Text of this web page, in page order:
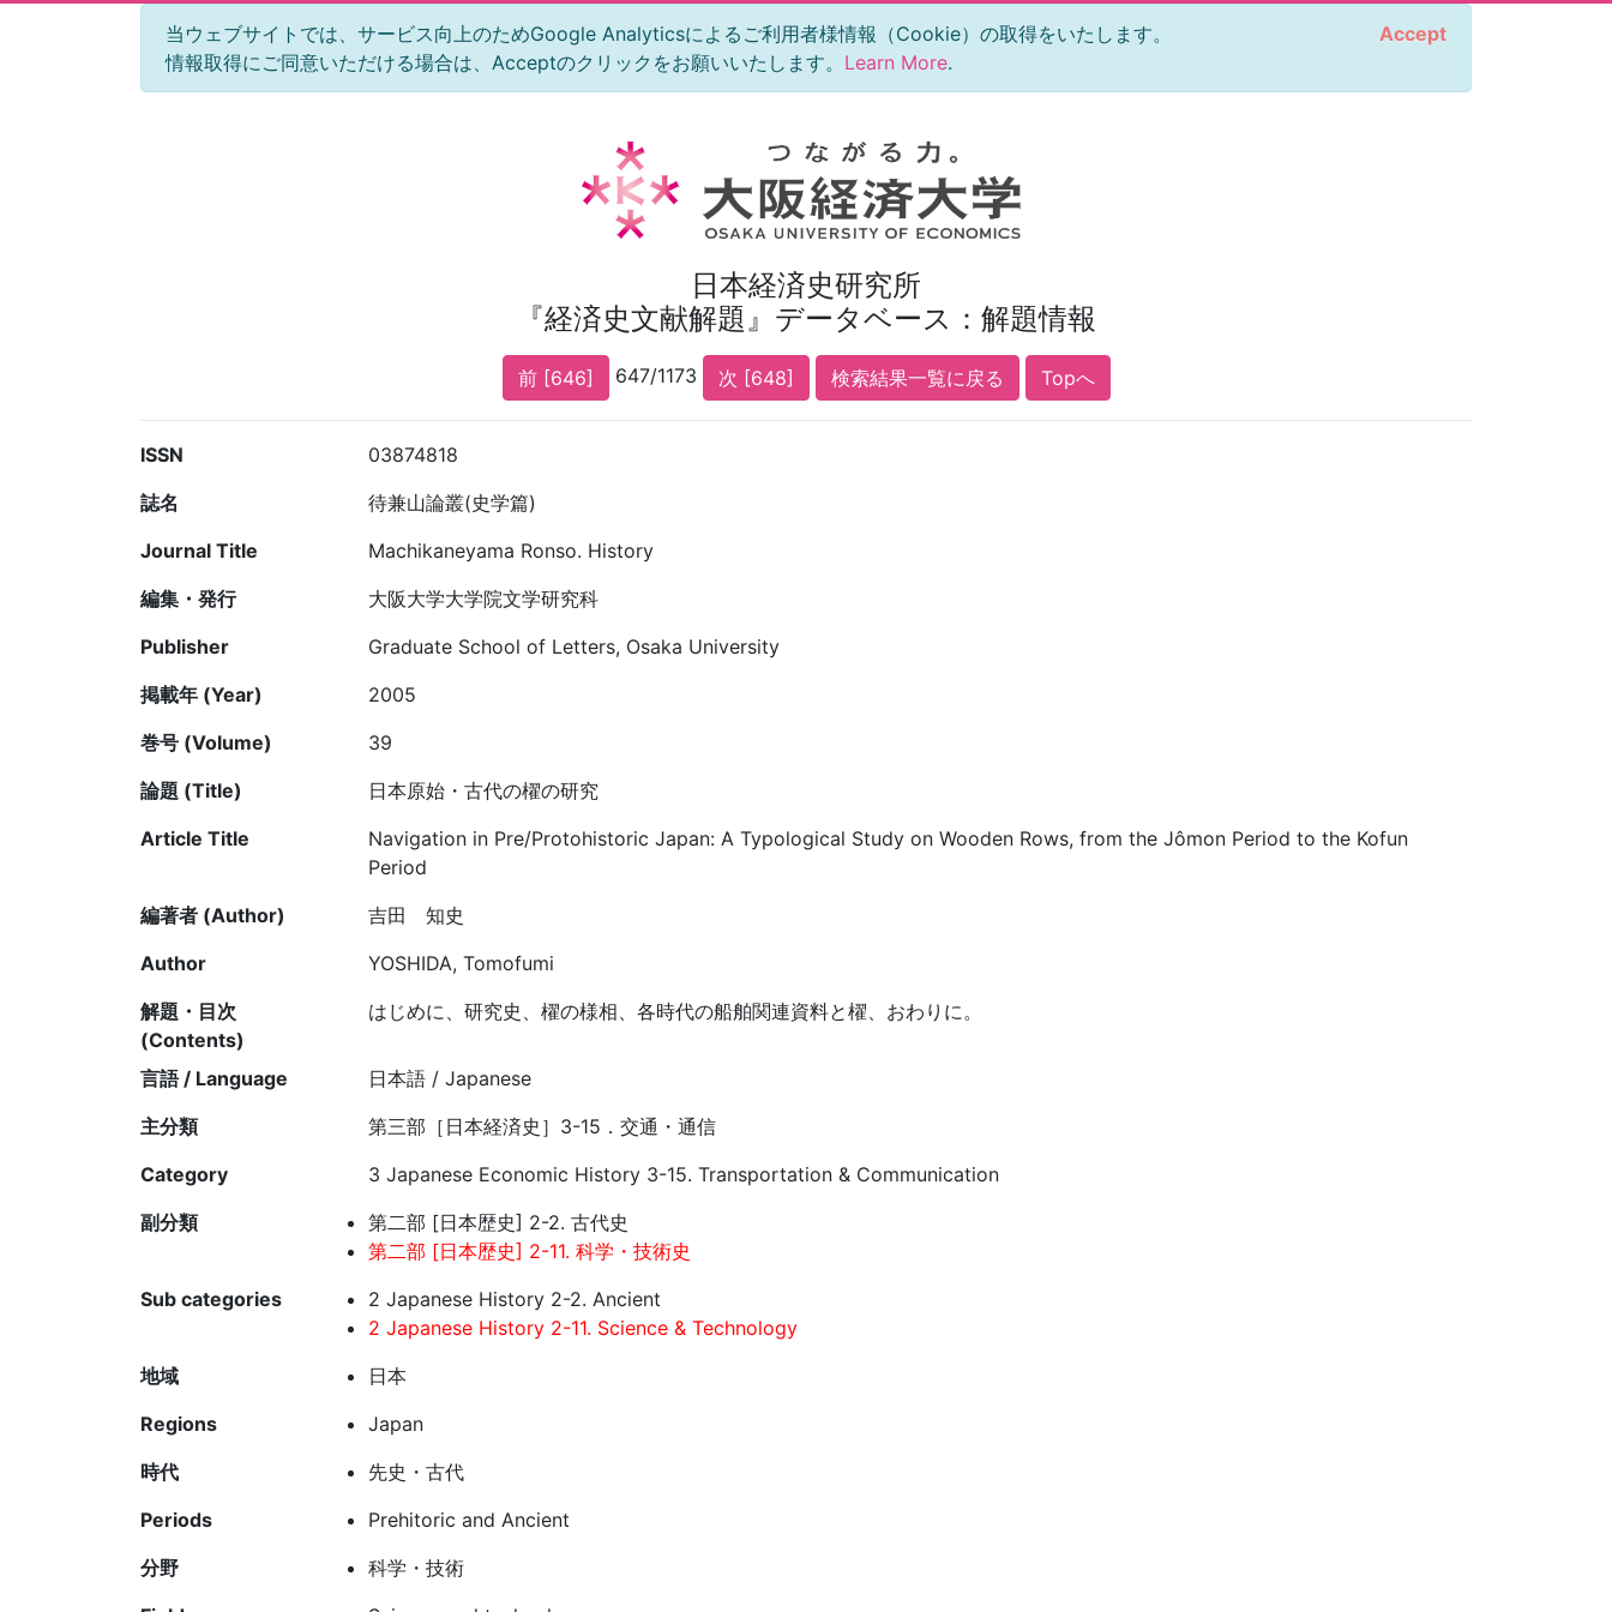
当ウェブサイトでは、サービス向上のためGoogle Analyticsによるご利用者様情報（Cookie）の取得をいたします。
情報取得にご同意いただける場合は、Acceptのクリックをお願いいたします。 Learn More.
Accept
日本経済史研究所
『経済史文献解題』データベース：解題情報
前 [646] 647/1173 次 [648] 検索結果一覧に戻る Topへ
ISSN
03874818
誌名
待兼山論叢(史学篇)
Journal Title
Machikaneyama Ronso. History
編集・発行
大阪大学大学院文学研究科
Publisher
Graduate School of Letters, Osaka University
掲載年 (Year)
2005
巻号 (Volume)
39
論題 (Title)
日本原始・古代の櫂の研究
Article Title
Navigation in Pre/Protohistoric Japan: A Typological Study on Wooden Rows, from the Jômon Period to the Kofun
Period
編著者 (Author)
吉田 知史
Author
YOSHIDA, Tomofumi
解題・目次
(Contents)
はじめに、研究史、櫂の様相、各時代の船舶関連資料と櫂、おわりに。
言語 / Language
日本語 / Japanese
主分類
第三部［日本経済史］3-15．交通・通信
Category
3 Japanese Economic History 3-15. Transportation & Communication
副分類
第二部 [日本歴史] 2-2. 古代史
第二部 [日本歴史] 2-11. 科学・技術史
Sub categories
2 Japanese History 2-2. Ancient
2 Japanese History 2-11. Science & Technology
地域
日本
Regions
Japan
時代
先史・古代
Periods
Prehitoric and Ancient
分野
科学・技術